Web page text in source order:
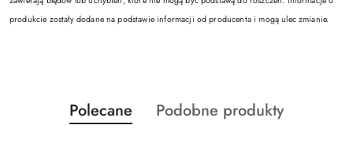
produkcie zostały dodane na podstawie informacji od producenta i mogą ulec zmianie.
Pomiń karuzelę produktów
Produkty
o
Polecane
Produkty
Podobne produkty